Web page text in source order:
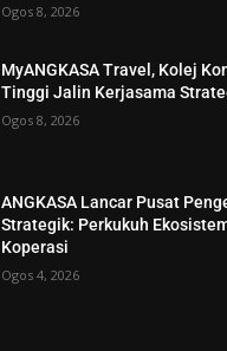
Ogos 8, 2026
MyANGKASA Travel, Kolej
Tinggi Jalin Kerjasama
Ogos 8, 2026
ANGKASA Lancar Pusat
Strategik: Perkukuh
Koperasi
Ogos 4, 2026